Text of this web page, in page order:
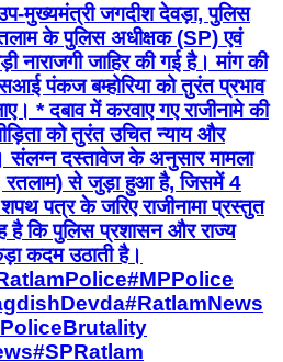
मुख्यमंत्री जगदीश देवड़ा, पुलिस
के पुलिस अधीक्षक (SP) एवं
जाहिर की गई है। मांग की
पंकज बम्होरिया को तुरंत प्रभाव
* दबाव में करवाए गए राजीनामे की
को तुरंत उचित न्याय और
संलग्न दस्तावेज के अनुसार मामला
रतलाम) से जुड़ा हुआ है, जिसमें 4
पत्र के जरिए राजीनामा प्रस्तुत
है कि पुलिस प्रशासन और राज्य
कदम उठाती है।
​#MPPolice
​#RatlamNews
​#SPRatlam